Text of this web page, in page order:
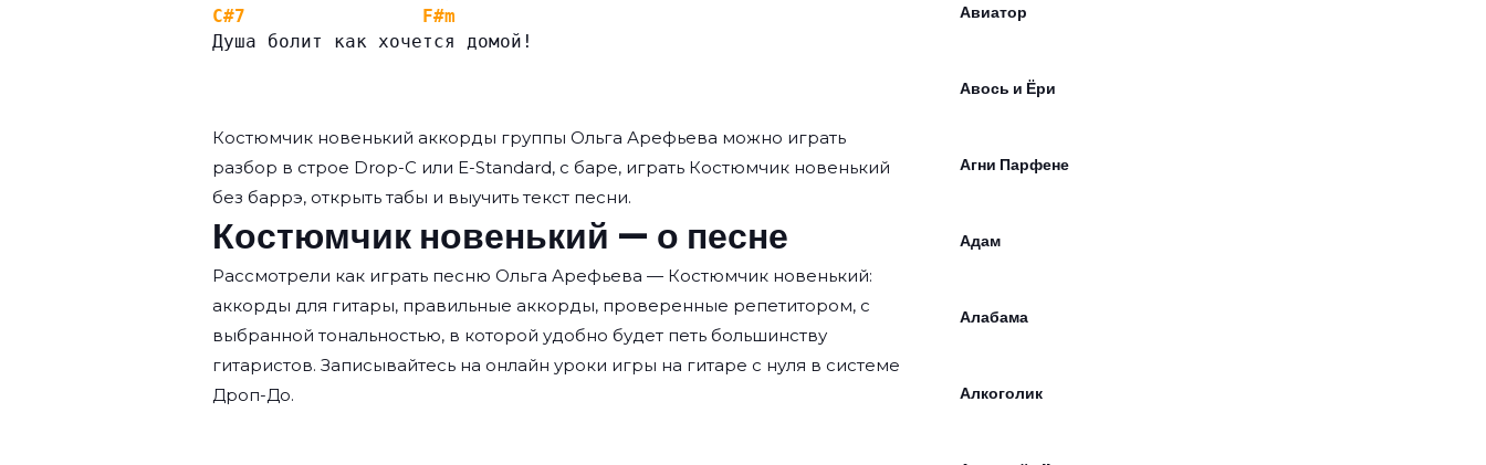
C#7
F#m
Душа болит как хочется домой!
Костюмчик новенький аккорды группы Ольга Арефьева можно играть
разбор в строе Drop-C или E-Standard, с баре, играть Костюмчик новенький
без баррэ, открыть табы и выучить текст песни.
Костюмчик новенький — о песне
Рассмотрели как играть песню Ольга Арефьева — Костюмчик новенький:
аккорды для гитары, правильные аккорды, проверенные репетитором, с
выбранной тональностью, в которой удобно будет петь большинству
гитаристов. Записывайтесь на онлайн уроки игры на гитаре с нуля в системе
Дроп-До.
Авиатор
Авось и Ёри
Агни Парфене
Адам
Алабама
Алкоголик